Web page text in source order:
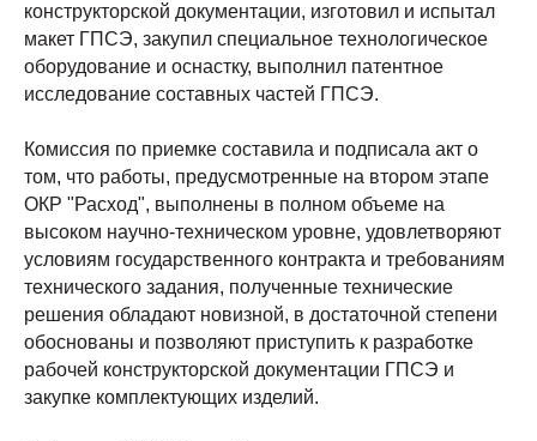
конструкторской документации, изготовил и испытал
макет ГПСЭ, закупил специальное технологическое
оборудование и оснастку, выполнил патентное
исследование составных частей ГПСЭ.
Комиссия по приемке составила и подписала акт о
том, что работы, предусмотренные на втором этапе
ОКР "Расход", выполнены в полном объеме на
высоком научно-техническом уровне, удовлетворяют
условиям государственного контракта и требованиям
технического задания, полученные технические
решения обладают новизной, в достаточной степени
обоснованы и позволяют приступить к разработке
рабочей конструкторской документации ГПСЭ и
закупке комплектующих изделий.